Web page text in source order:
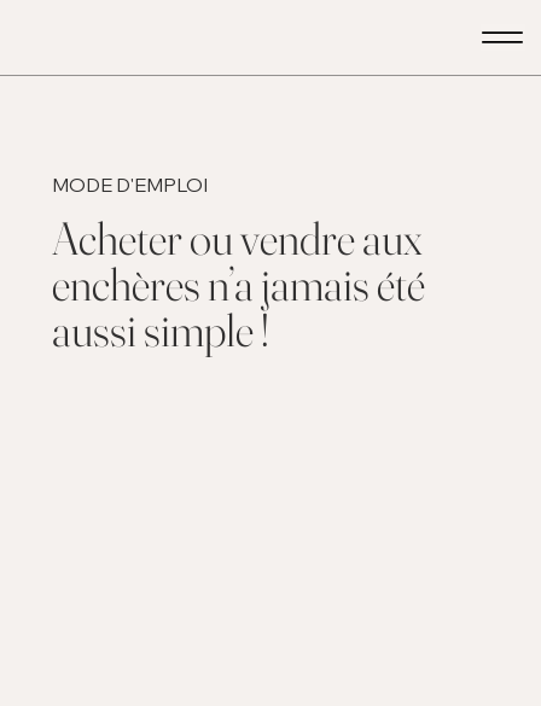
MODE D'EMPLOI
Acheter ou vendre aux
enchères n’a jamais été
aussi simple !